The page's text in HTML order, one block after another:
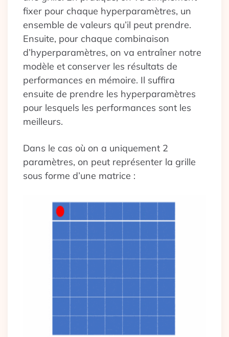
fixer pour chaque hyperparamètres, un
ensemble de valeurs qu’il peut prendre.
Ensuite, pour chaque combinaison
d’hyperparamètres, on va entraîner notre
modèle et conserver les résultats de
performances en mémoire. Il suffira
ensuite de prendre les hyperparamètres
pour lesquels les performances sont les
meilleurs.
Dans le cas où on a uniquement 2
paramètres, on peut représenter la grille
sous forme d’une matrice :